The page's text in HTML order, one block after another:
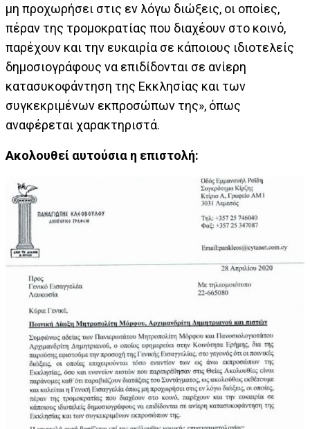
μη προχωρήσει στις εν λόγω διώξεις, οι οποίες,
πέραν της τρομοκρατίας που διαχέουν στο κοινό,
παρέχουν και την ευκαιρία σε κάποιους ιδιοτελείς
δημοσιογράφους να επιδίδονται σε ανίερη
κατασυκοφάντηση της Εκκλησίας και των
συγκεκριμένων εκπροσώπων της», όπως
αναφέρεται χαρακτηριστά.
Ακολουθεί αυτούσια η επιστολή: